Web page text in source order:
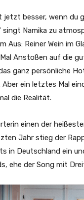
jetzt besser, wenn
singt Namika zu
Aus: Reiner Wein im
Anstoßen auf die
ganz persönliche
ein letztes Mal
die Realität.
einen der
Jahr stieg der
in Deutschland ein
ehe der Song mit